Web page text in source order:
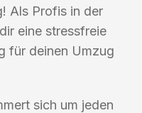
Als Profis in der
eine stressfreie
für deinen Umzug
sich um jeden